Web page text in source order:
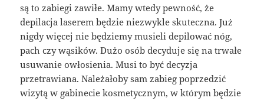
są to zabiegi zawiłe. Mamy wtedy pewność, że
depilacja laserem będzie niezwykle skuteczna. Już
nigdy więcej nie będziemy musieli depilować nóg,
pach czy wąsików. Dużo osób decyduje się na trwałe
usuwanie owłosienia. Musi to być decyzja
przetrawiana. Należałoby sam zabieg poprzedzić
wizytą w gabinecie kosmetycznym, w którym będzie